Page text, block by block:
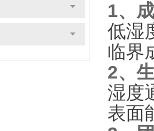
1、
低湿
临界
2、
湿度
表面